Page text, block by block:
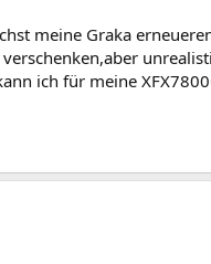
meine Graka
ich für meine